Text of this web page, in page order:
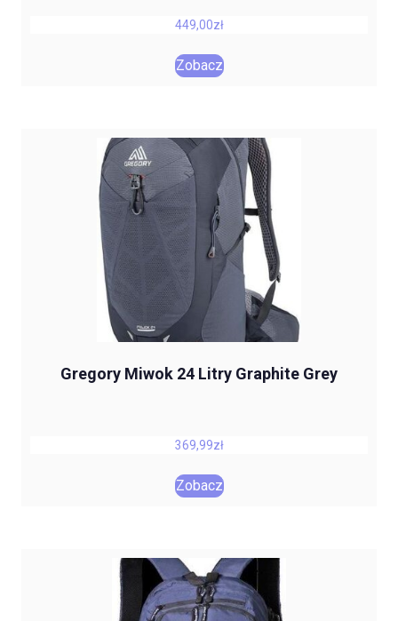
449,00zł
Zobacz
Gregory Miwok 24 Litry Graphite Grey
369,99zł
Zobacz